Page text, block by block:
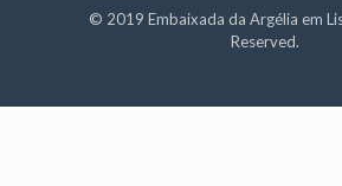
© 2019 Embaixada da Argélia em
Reserved.